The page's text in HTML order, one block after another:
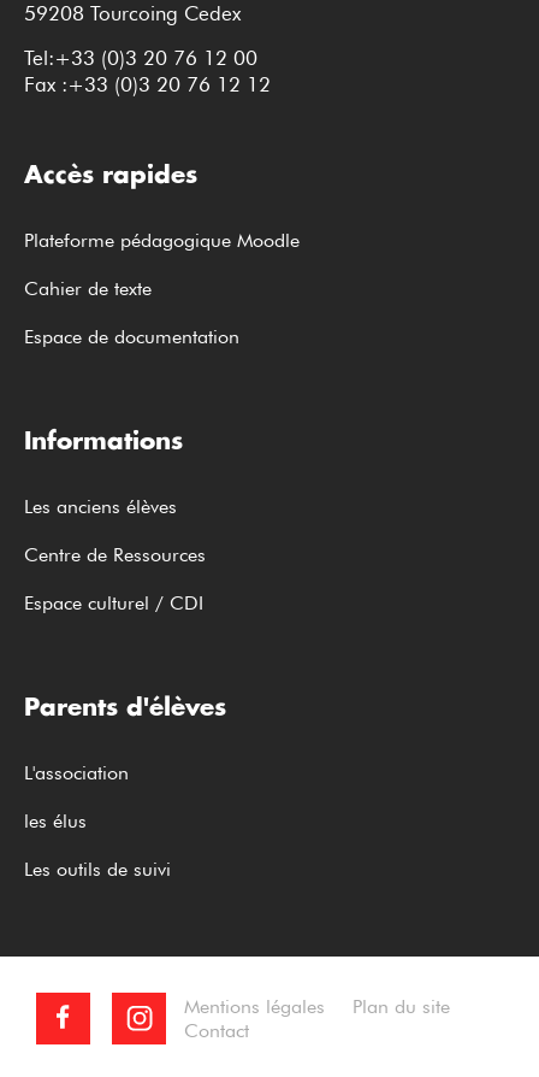
59208 Tourcoing Cedex
Tel:+33 (0)3 20 76 12 00
Fax :+33 (0)3 20 76 12 12
Accès rapides
Plateforme pédagogique Moodle
Cahier de texte
Espace de documentation
Informations
Les anciens élèves
Centre de Ressources
Espace culturel / CDI
Parents d'élèves
L'association
les élus
Les outils de suivi
Mentions légales
Plan du site
Contact